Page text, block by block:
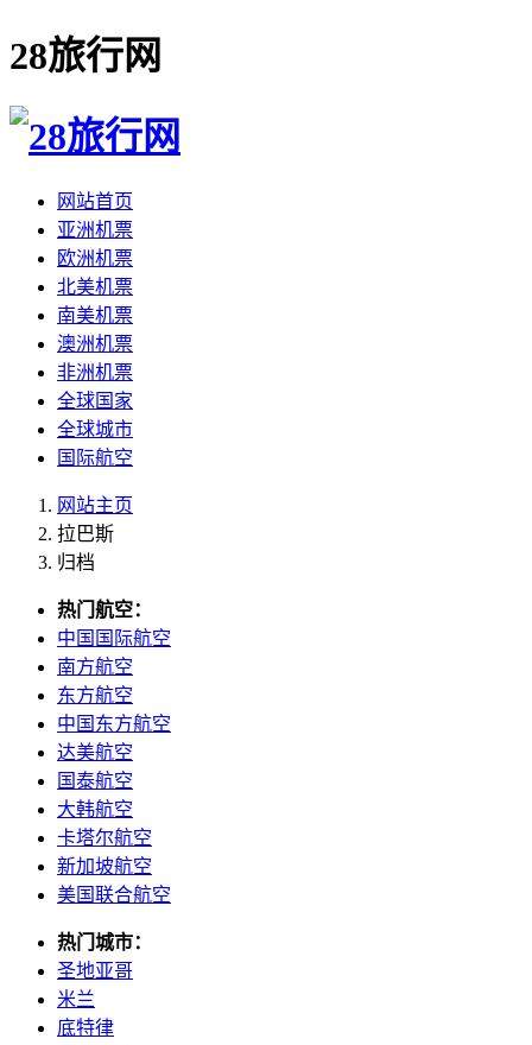
28旅行网
网站首页
亚洲机票
欧洲机票
北美机票
南美机票
澳洲机票
非洲机票
全球国家
全球城市
国际航空
网站主页
拉巴斯
归档
热门航空：
中国国际航空
南方航空
东方航空
中国东方航空
达美航空
国泰航空
大韩航空
卡塔尔航空
新加坡航空
美国联合航空
热门城市：
圣地亚哥
米兰
底特律